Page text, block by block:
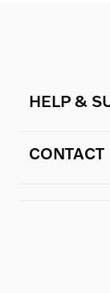
HELP &
CONTACT